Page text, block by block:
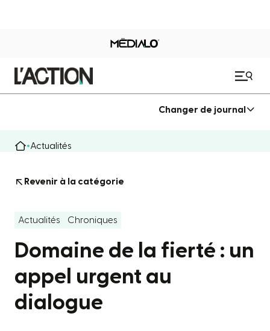
Changer de journal
Actualités
Revenir à la catégorie
Actualités Chroniques
Domaine de la fierté : un
appel urgent au
dialogue